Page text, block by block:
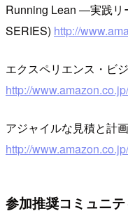
Running Lean ―実践リ
SERIES) http://
エクスペリエンス・ビ
http://
アジャイルな見積と計
http://
参加推奨コミュニテ